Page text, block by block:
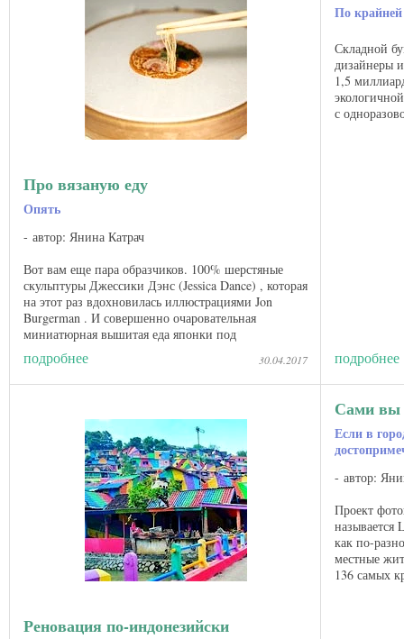
Про вязаную еду
Опять
автор: Янина Катрач
Вот вам еще пара образчиков. 100% шерстяные
скульптуры Джессики Дэнс (Jessica Dance) , которая
на этот раз вдохновилась иллюстрациями Jon
Burgerman . И совершенно очаровательная
миниатюрная вышитая еда японки под
псевдонимом Ipnot , которая ...
подробнее 30.04.2017
По
Складной
дизайнеры
1,5
с
подробнее
Реновация по-индонезийски
Сами вы
Если в
автор:
Проект
называется
как по-
местные
136 самых